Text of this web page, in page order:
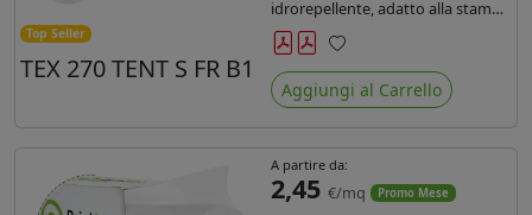
Top Seller
TEX 270 TENT S FR B1
idrorepellente, adatto alla stampa
solvente, ecosolvente, uv, latex (di
terza generazione). Ideale per
tende ,coperture gazebo, prodotti
gonfiabili o cuscini di
Preferiti
Aggiungi al Carrello
A partire da:
2,45 €/mq Promo Mese